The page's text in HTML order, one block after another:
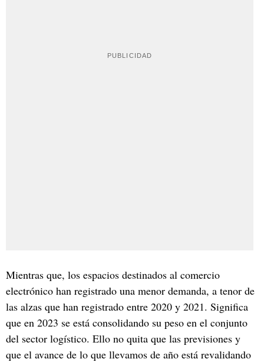
Mientras que, los espacios destinados al comercio
electrónico han registrado una menor demanda, a tenor de
las alzas que han registrado entre 2020 y 2021. Significa
que en 2023 se está consolidando su peso en el conjunto
del sector logístico. Ello no quita que las previsiones y
que el avance de lo que llevamos de año está revalidando